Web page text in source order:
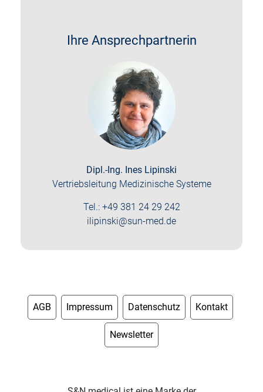
Ihre Ansprechpartnerin
Dipl.-Ing. Ines Lipinski
Vertriebsleitung Medizinische Systeme
Tel.: +49 381 24 29 242
ilipinski@sun-med.de
AGB Impressum Datenschutz Kontakt
Newsletter